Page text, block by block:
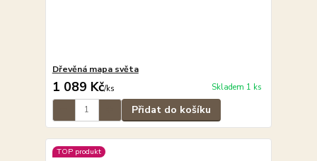
Dřevěná mapa světa
1 089 Kč/ks Skladem 1 ks
Přidat do košíku
TOP produkt